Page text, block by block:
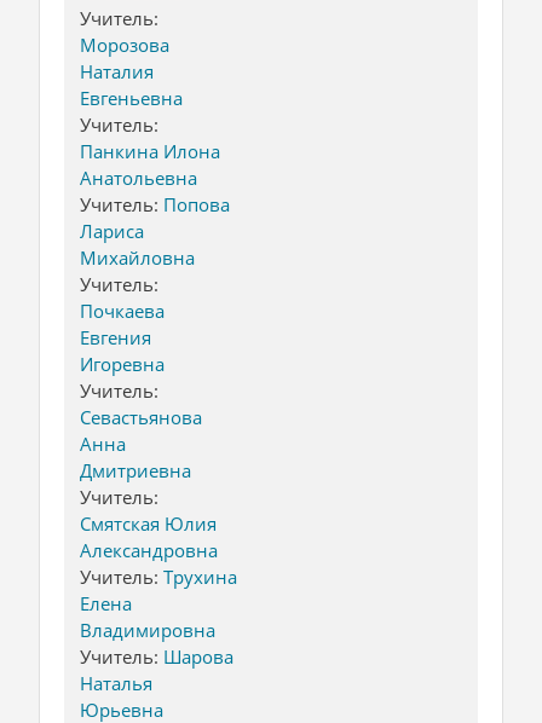
Учитель:
Морозова
Наталия
Евгеньевна
Учитель:
Панкина Илона
Анатольевна
Учитель: Попова
Лариса
Михайловна
Учитель:
Почкаева
Евгения
Игоревна
Учитель:
Севастьянова
Анна
Дмитриевна
Учитель:
Смятская Юлия
Александровна
Учитель: Трухина
Елена
Владимировна
Учитель: Шарова
Наталья
Юрьевна